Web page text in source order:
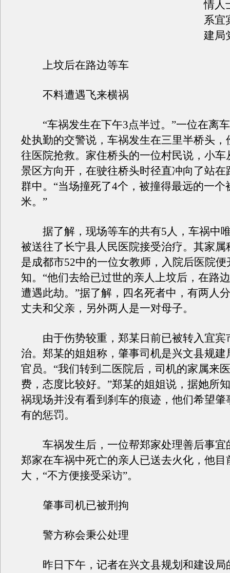
情人
系宜
建局
上坟后在路边等车
不料遭遇飞来横祸
“车祸发生在下午3点半过。”一位在离
处执勤的交警说，车祸发生在三里半桥头，
往医院抢救。家住桥头的一位村民说，小车
景区方向开，在驶往桥头时径直冲向了站在
群中。“当场撞死了4个，被撞得最远的一个
米。”
据了解，现场等车的共有5人，车祸中
被送往了长宁县人民医院接受治疗。其家属
是成都市52中的一位女教师，入院后医院
知。“他们去给已过世的亲人上坟后，在路
遭遇此劫。”据了解，四名死者中，有两人
丈夫和父亲，另外两人是一对母子。
由于伤势较重，郑某日前已被转入宜宾
治。郑某的姐姐称，肇事司机是兴文县规建
官员。“我们转到二医院后，司机的家属来
费，态度比较好。”郑某的姐姐说，据她所
祸现场并没有看到刹车的痕迹，他们希望肇
有的惩罚。
车祸发生后，一位帮郑家处理善后事宜
郑家在车祸中死亡的亲人已送去火化，他目
大，“不方便接受采访”。
肇事司机已被刑拘
警方称会秉公处理
昨日下午，记者在兴文县规划和建设局